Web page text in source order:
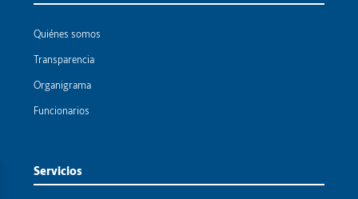
Quiénes somos
Transparencia
Organigrama
Funcionarios
Servicios